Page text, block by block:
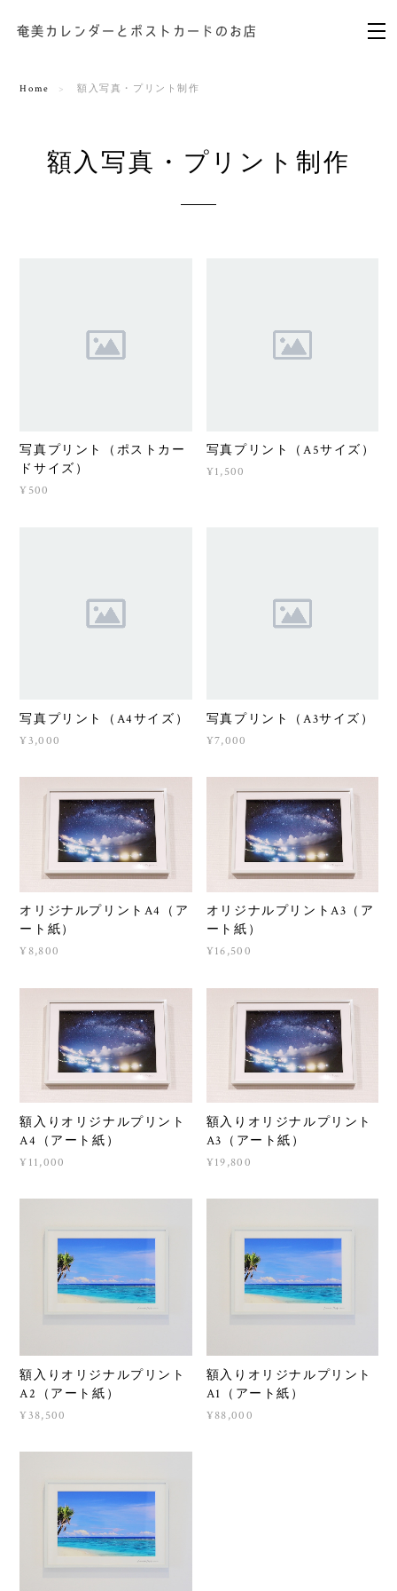
Home 額入写真・プリント制作
額入写真・プリント制作
写真プリント（ポストカー
ドサイズ）
¥500
写真プリント（A5サイズ）
¥1,500
写真プリント（A4サイズ）
¥3,000
写真プリント（A3サイズ）
¥7,000
オリジナルプリントA4（ア
ート紙）
¥8,800
オリジナルプリントA3（ア
ート紙）
¥16,500
額入りオリジナルプリント
A4（アート紙）
¥11,000
額入りオリジナルプリント
A3（アート紙）
¥19,800
額入りオリジナルプリント
A2（アート紙）
¥38,500
額入りオリジナルプリント
A1（アート紙）
¥88,000